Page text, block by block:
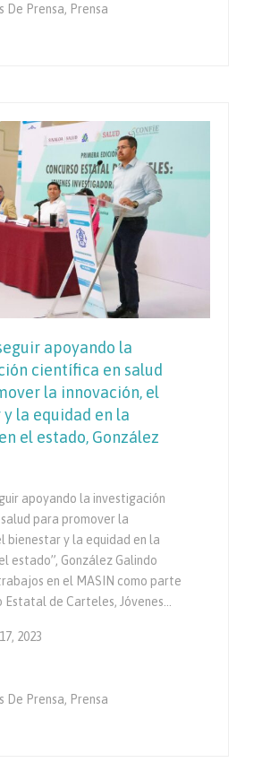
De Prensa, Prensa
apoyando la
científica en salud
la innovación, el
la equidad en la
el estado, González
apoyando la investigación
para promover la
bienestar y la equidad en la
estado”, González Galindo
en el MASIN como parte
Estatal de Carteles, Jóvenes…
2023
De Prensa, Prensa